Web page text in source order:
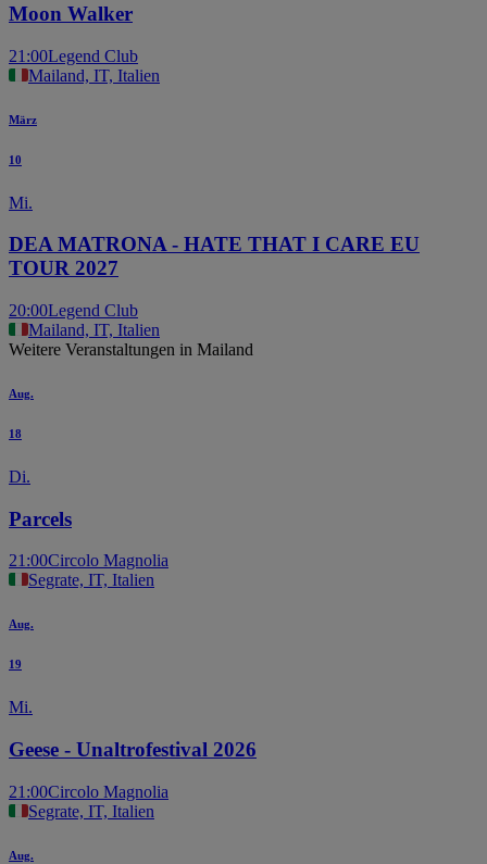
Moon Walker
21:00Legend Club
Mailand, IT, Italien
März
10
Mi.
DEA MATRONA - HATE THAT I CARE EU
TOUR 2027
20:00Legend Club
Mailand, IT, Italien
Weitere Veranstaltungen in Mailand
Aug.
18
Di.
Parcels
21:00Circolo Magnolia
Segrate, IT, Italien
Aug.
19
Mi.
Geese - Unaltrofestival 2026
21:00Circolo Magnolia
Segrate, IT, Italien
Aug.